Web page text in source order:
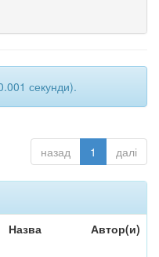
секунди).
назад 1 далі
Назва Автор(и)